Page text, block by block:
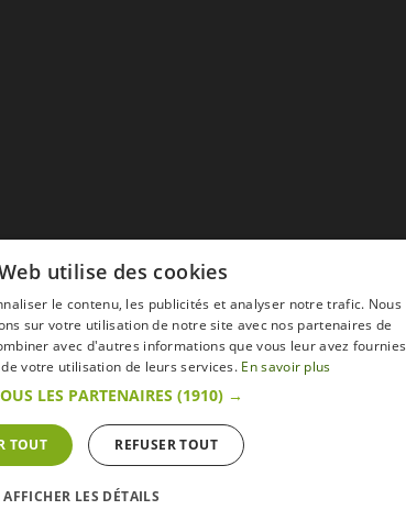
légales Retour & Droit de rétractation
comprises.
économique.
utilise des cookies
le contenu, les publicités et analyser notre trafic. Nous
sur votre utilisation de notre site avec nos partenaires de
avec d'autres informations que vous leur avez fournies
votre utilisation de leurs services. En savoir plus
LES PARTENAIRES (1910) →
TOUT REFUSER TOUT
AFFICHER LES DÉTAILS